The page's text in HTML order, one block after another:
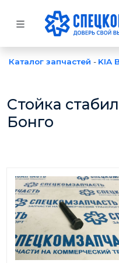
Каталог запчастей - KIA
Стойка
Бонго